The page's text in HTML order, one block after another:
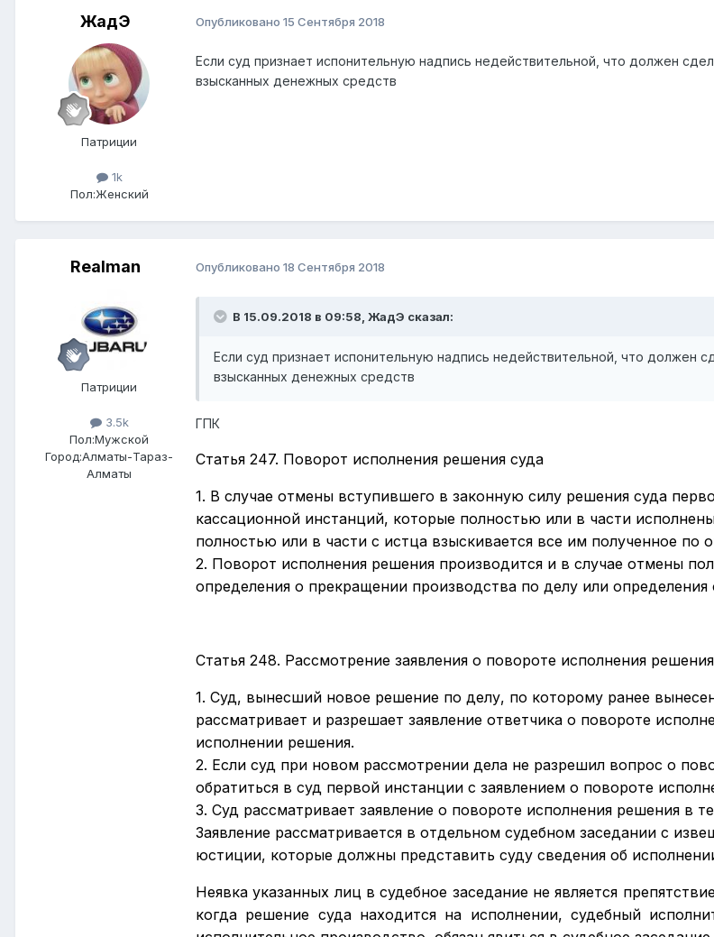
ЖадЭ
Патриции
1k
Пол:Женский
Опубликовано 15 Сентября 2018
Если суд признает испонительную надпись недействительной, что должен
взысканных денежных средств
Realman
Патриции
3.5k
Пол:Мужской
Город:Алматы-Тараз-
Алматы
Опубликовано 18 Сентября 2018
В 15.09.2018 в 09:58, ЖадЭ сказал:
Если суд признает испонительную надпись недействительной, что должен
взысканных денежных средств
ГПК
Статья 247. Поворот исполнения решения суда
1. В случае отмены вступившего в законную силу решения суда
кассационной инстанций, которые полностью или в части
полностью или в части с истца взыскивается все им полученное
2. Поворот исполнения решения производится и в случае отмены
определения о прекращении производства по делу или определения
Статья 248. Рассмотрение заявления о повороте исполнения
1. Суд, вынесший новое решение по делу, по которому ранее
рассматривает и разрешает заявление ответчика о повороте
исполнении решения.
2. Если суд при новом рассмотрении дела не разрешил вопрос о
обратиться в суд первой инстанции с заявлением о повороте
3. Суд рассматривает заявление о повороте исполнения решения в
Заявление рассматривается в отдельном судебном заседании с
юстиции, которые должны представить суду сведения об
Неявка указанных лиц в судебное заседание не является
когда решение суда находится на исполнении, судебный